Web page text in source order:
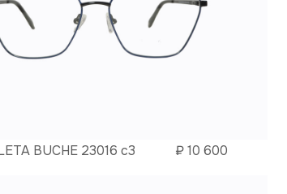
BUCHE 23016 c3 ₽10 600